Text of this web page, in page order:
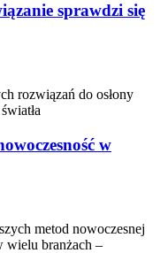
sprawdzi się
rozwiązań do osłony
w
metod nowoczesnej
wielu branżach –